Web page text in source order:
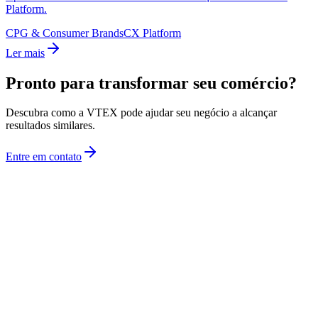
Platform.
CPG & Consumer BrandsCX Platform
Ler mais
Pronto para transformar seu comércio?
Descubra como a VTEX pode ajudar seu negócio a alcançar
resultados similares.
Entre em contato